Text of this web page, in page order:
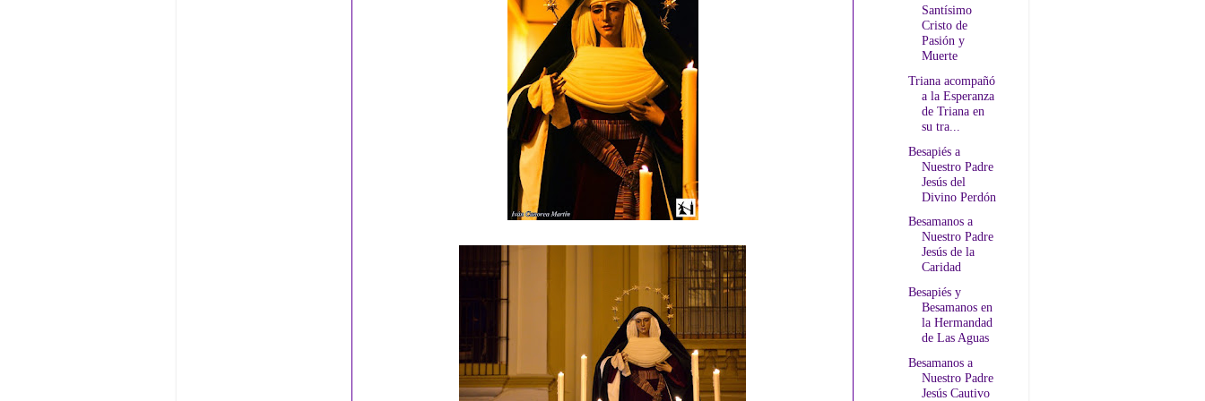
Santísimo
Cristo de
Pasión y
Muerte
Triana acompañó
a la Esperanza
de Triana en
su tra...
Besapiés a
Nuestro Padre
Jesús del
Divino Perdón
Besamanos a
Nuestro Padre
Jesús de la
Caridad
Besapiés y
Besamanos en
la Hermandad
de Las Aguas
Besamanos a
Nuestro Padre
Jesús Cautivo